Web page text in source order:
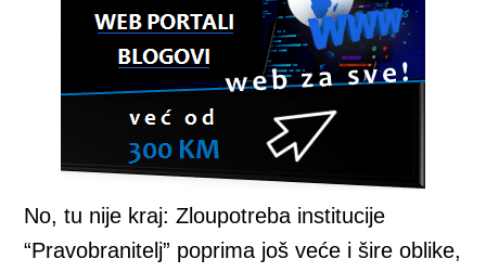
No, tu nije kraj: Zloupotreba institucije
“Pravobranitelj” poprima još veće i šire oblike,